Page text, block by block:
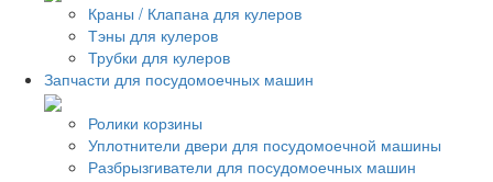
Краны / Клапана для кулеров
Тэны для кулеров
Трубки для кулеров
Запчасти для посудомоечных машин
Ролики корзины
Уплотнители двери для посудомоечной машины
Разбрызгиватели для посудомоечных машин